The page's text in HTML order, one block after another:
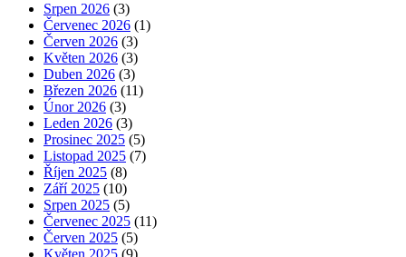
Srpen 2026 (3)
Červenec 2026 (1)
Červen 2026 (3)
Květen 2026 (3)
Duben 2026 (3)
Březen 2026 (11)
Únor 2026 (3)
Leden 2026 (3)
Prosinec 2025 (5)
Listopad 2025 (7)
Říjen 2025 (8)
Září 2025 (10)
Srpen 2025 (5)
Červenec 2025 (11)
Červen 2025 (5)